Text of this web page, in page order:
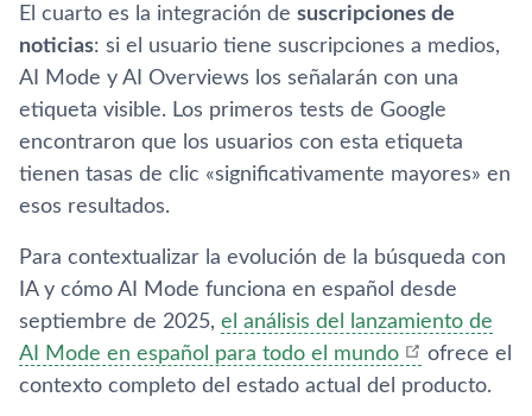
El cuarto es la integración de suscripciones de
noticias: si el usuario tiene suscripciones a medios,
AI Mode y AI Overviews los señalarán con una
etiqueta visible. Los primeros tests de Google
encontraron que los usuarios con esta etiqueta
tienen tasas de clic «significativamente mayores» en
esos resultados.
Para contextualizar la evolución de la búsqueda con
IA y cómo AI Mode funciona en español desde
septiembre de 2025, el análisis del lanzamiento de
AI Mode en español para todo el mundo
ofrece el
contexto completo del estado actual del producto.